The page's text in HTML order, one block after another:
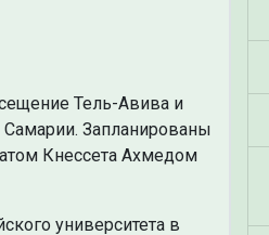
Тель-Авива и
Запланированы
Кнессета Ахмедом
университета в